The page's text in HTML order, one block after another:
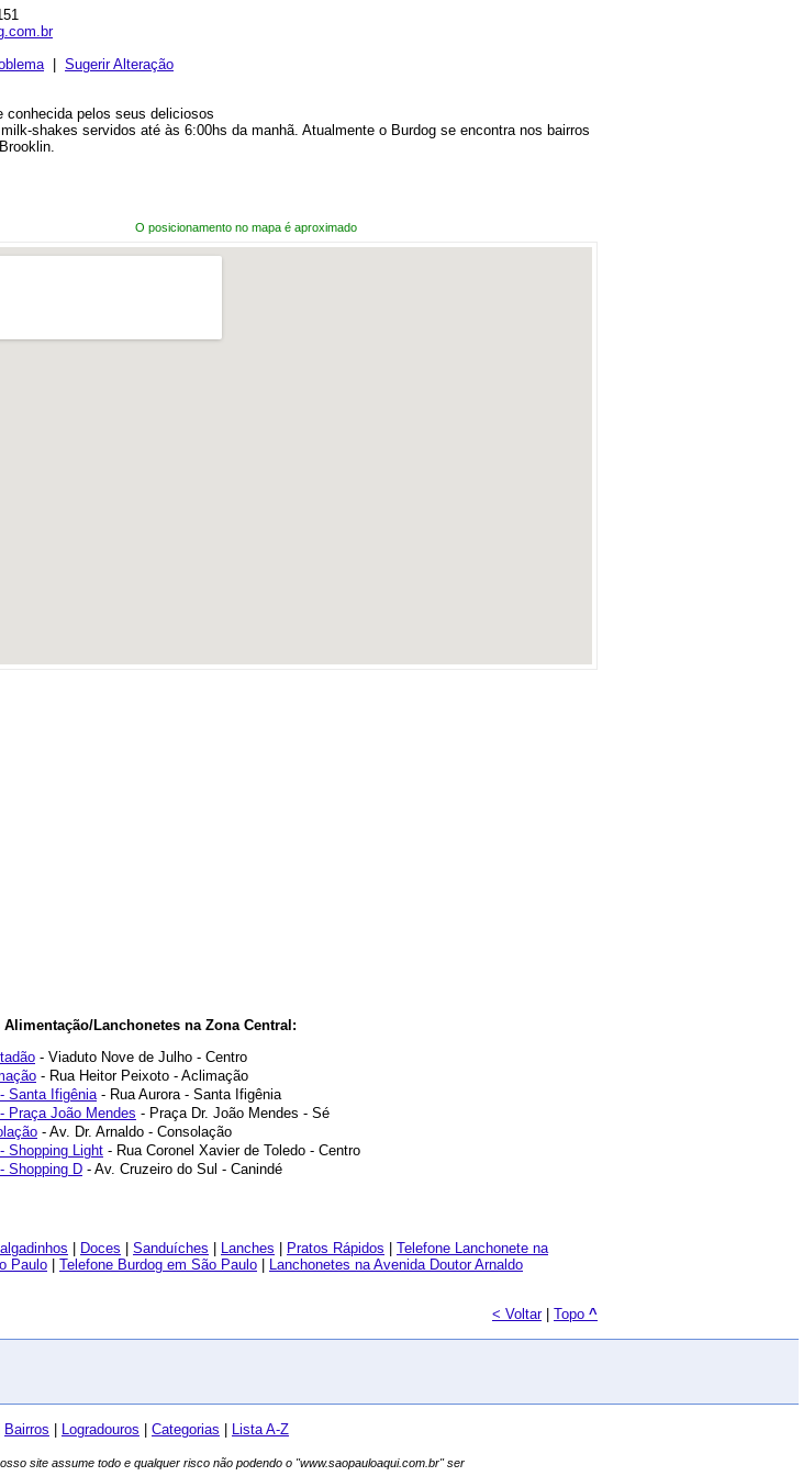
| Sugerir Alteração
conhecida pelos seus deliciosos
shakes servidos até às 6:00hs da manhã. Atualmente o Burdog se encontra nos bairros
O posicionamento no mapa é aproximado
Alimentação/Lanchonetes na Zona Central:
- Viaduto Nove de Julho - Centro
- Rua Heitor Peixoto - Aclimação
Santa Ifigênia- Rua Aurora - Santa Ifigênia
Praça João Mendes - Praça Dr. João Mendes - Sé
- Av. Dr. Arnaldo - Consolação
Shopping Light - Rua Coronel Xavier de Toledo - Centro
Shopping D - Av. Cruzeiro do Sul - Canindé
Doces Sanduíches Lanches Pratos Rápidos
Telefone Lanchonete na
Paulo Telefone Burdog em São Paulo
Lanchonetes na Avenida Doutor Arnaldo
< Voltar| Topo ^
Bairros Logradouros Categorias Lista A-Z
site assume todo e qualquer risco não podendo o "www.saopauloaqui.com.br" ser